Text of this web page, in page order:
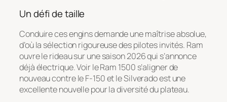
Un défi de taille
Conduire ces engins demande une maîtrise absolue,
d’où la sélection rigoureuse des pilotes invités. Ram
ouvre le rideau sur une saison 2026 qui s’annonce
déjà électrique. Voir le Ram 1500 s’aligner de
nouveau contre le F-150 et le Silverado est une
excellente nouvelle pour la diversité du plateau.